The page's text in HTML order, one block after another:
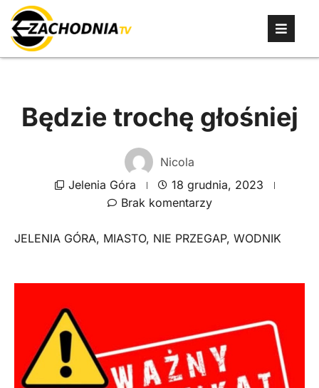
Będzie trochę głośniej
Nicola
Jelenia Góra
18 grudnia, 2023
Brak komentarzy
JELENIA GÓRA, MIASTO, NIE PRZEGAP, WODNIK